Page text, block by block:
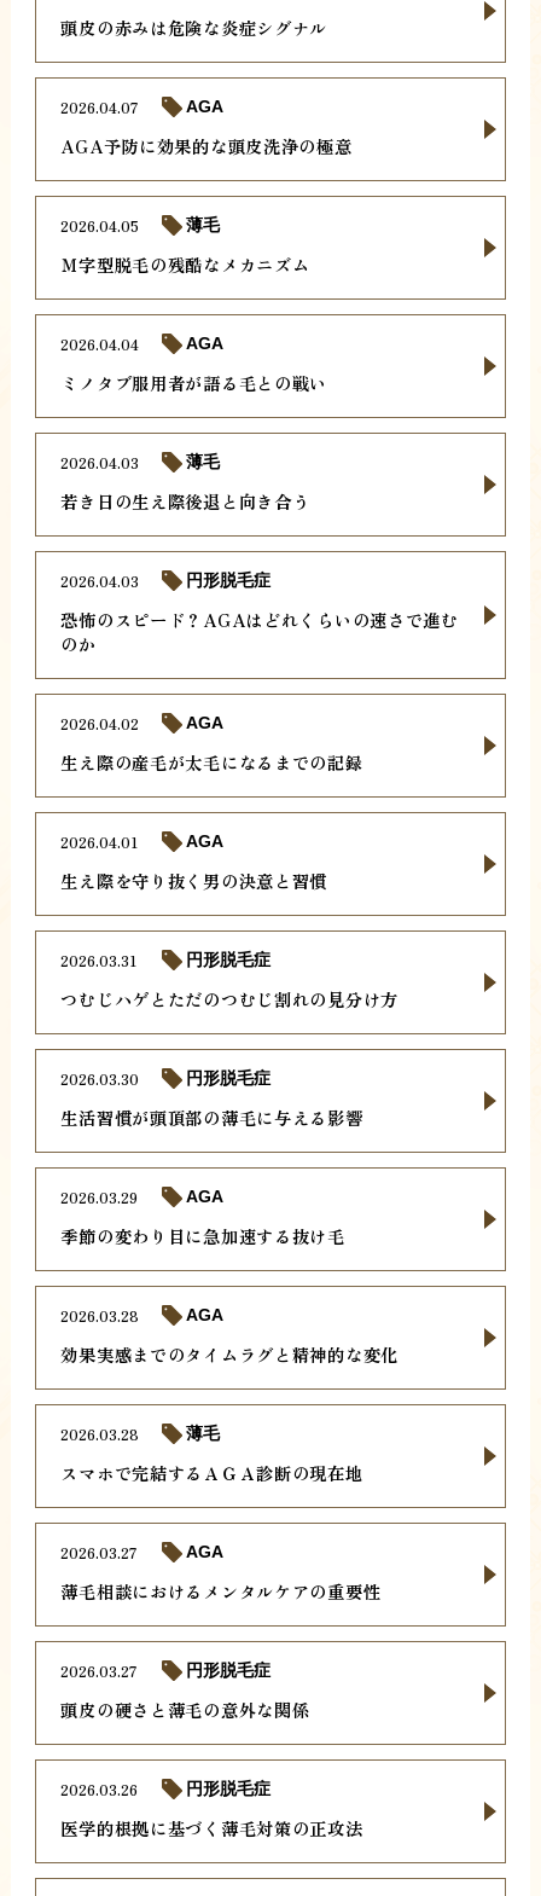
頭皮の赤みは危険な炎症シグナル
AGA予防に効果的な頭皮洗浄の極意
2026.04.07 AGA
Ｍ字型脱毛の残酷なメカニズム
2026.04.05 薄毛
ミノタブ服用者が語る毛との戦い
2026.04.04 AGA
若き日の生え際後退と向き合う
2026.04.03 薄毛
恐怖のスピード？AGAはどれくらいの速さで進む
のか
2026.04.03 円形脱毛症
生え際の産毛が太毛になるまでの記録
2026.04.02 AGA
生え際を守り抜く男の決意と習慣
2026.04.01 AGA
つむじハゲとただのつむじ割れの見分け方
2026.03.31 円形脱毛症
生活習慣が頭頂部の薄毛に与える影響
2026.03.30 円形脱毛症
季節の変わり目に急加速する抜け毛
2026.03.29 AGA
効果実感までのタイムラグと精神的な変化
2026.03.28 AGA
スマホで完結するＡＧＡ診断の現在地
2026.03.28 薄毛
薄毛相談におけるメンタルケアの重要性
2026.03.27 AGA
頭皮の硬さと薄毛の意外な関係
2026.03.27 円形脱毛症
医学的根拠に基づく薄毛対策の正攻法
2026.03.26 円形脱毛症